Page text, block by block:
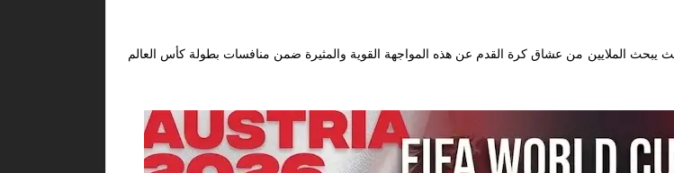
يبحث الملايين من عشاق كرة القدم عن هذه المواجهة القوية والمثيرة ضمن منافسات بطولة كأس العالم